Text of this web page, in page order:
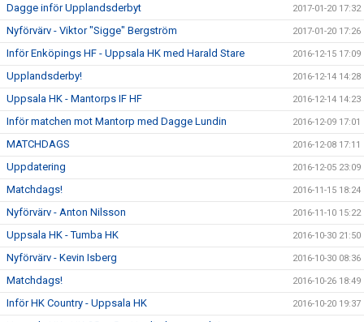
Dagge inför Upplandsderbyt 2017-01-20 17:32
Nyförvärv - Viktor "Sigge" Bergström 2017-01-20 17:26
Inför Enköpings HF - Uppsala HK med Harald Stare 2016-12-15 17:09
Upplandsderby! 2016-12-14 14:28
Uppsala HK - Mantorps IF HF 2016-12-14 14:23
Inför matchen mot Mantorp med Dagge Lundin 2016-12-09 17:01
MATCHDAGS 2016-12-08 17:11
Uppdatering 2016-12-05 23:09
Matchdags! 2016-11-15 18:24
Nyförvärv - Anton Nilsson 2016-11-10 15:22
Uppsala HK - Tumba HK 2016-10-30 21:50
Nyförvärv - Kevin Isberg 2016-10-30 08:36
Matchdags! 2016-10-26 18:49
Inför HK Country - Uppsala HK 2016-10-20 19:37